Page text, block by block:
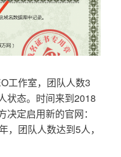
工作室，团队人数3
状态。时间来到2018
定启用新的官网：
，团队人数达到5人，